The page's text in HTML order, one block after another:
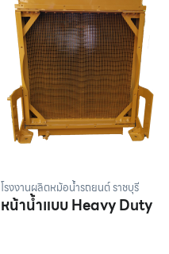
โรงงานผลิตหม้อน้ำรถยนต์ ราชบุรี
หน้าน้ำแบบ Heavy Duty